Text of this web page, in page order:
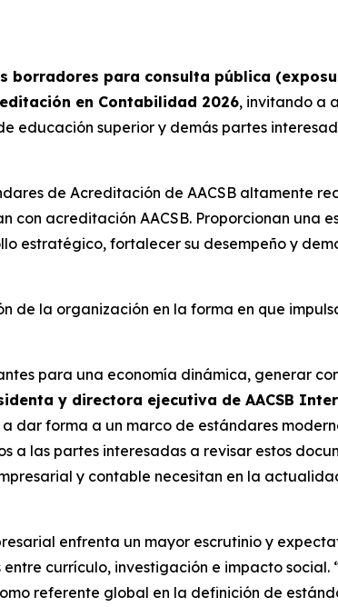
borradores para consulta pública
en Contabilidad 2026, invitando a
educación superior y demás partes
de Acreditación de AACSB altamente
con acreditación AACSB. Proporcionan una
estratégico, fortalecer su desempeño y
de la organización en la forma en que
para una economía dinámica, generar
y directora ejecutiva de AACSB
dar forma a un marco de estándares
a las partes interesadas a revisar estos
y contable necesitan en la
enfrenta un mayor escrutinio y
currículo, investigación e impacto social.
referente global en la definición de